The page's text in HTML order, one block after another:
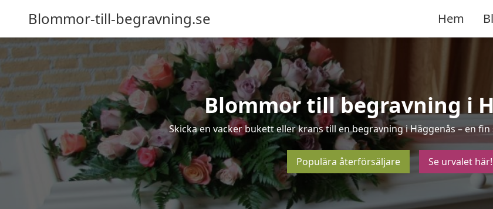
Blommor-till-begravning.se Hem
Blommor till begravning i
Skicka en vacker bukett eller krans till en begravning i Häggenås – en
Populära återförsäljare Se urvalet här!